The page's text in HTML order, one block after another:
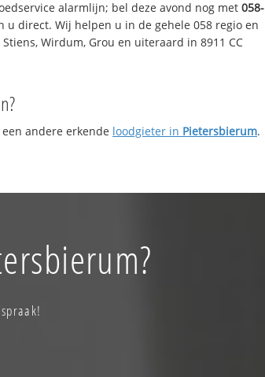
alarmlijn; bel deze avond nog met 058-
u direct. Wij helpen u in de gehele 058 regio en
Wirdum, Grou en uiteraard in 8911 CC
andere erkende loodgieter in Pietersbierum.